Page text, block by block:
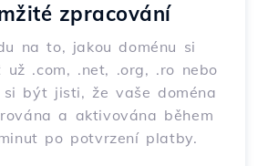
zpracování
na to, jakou doménu si
.com, .net, .org, .ro nebo
si být jisti, že vaše doména
a aktivována během
po potvrzení platby.